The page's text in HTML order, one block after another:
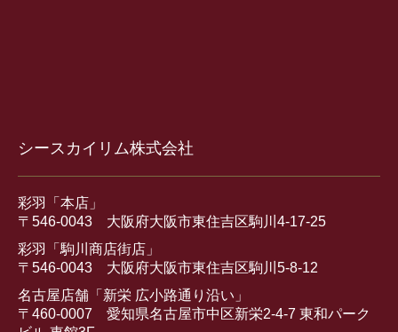
シースカイリム株式会社
彩羽「本店」
〒546-0043 大阪府大阪市東住吉区駒川4-17-25
彩羽「駒川商店街店」
〒546-0043 大阪府大阪市東住吉区駒川5-8-12
名古屋店舗「新栄 広小路通り沿い」
〒460-0007 愛知県名古屋市中区新栄2-4-7 東和パーク